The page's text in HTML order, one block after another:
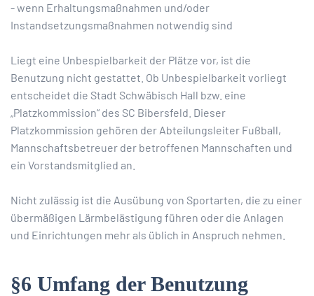
- wenn Erhaltungsmaßnahmen und/oder
Instandsetzungsmaßnahmen notwendig sind
Liegt eine Unbespielbarkeit der Plätze vor, ist die
Benutzung nicht gestattet. Ob Unbespielbarkeit vorliegt
entscheidet die Stadt Schwäbisch Hall bzw. eine
„Platzkommission“ des SC Bibersfeld. Dieser
Platzkommission gehören der Abteilungsleiter Fußball,
Mannschaftsbetreuer der betroffenen Mannschaften und
ein Vorstandsmitglied an.
Nicht zulässig ist die Ausübung von Sportarten, die zu einer
übermäßigen Lärmbelästigung führen oder die Anlagen
und Einrichtungen mehr als üblich in Anspruch nehmen.
§6 Umfang der Benutzung